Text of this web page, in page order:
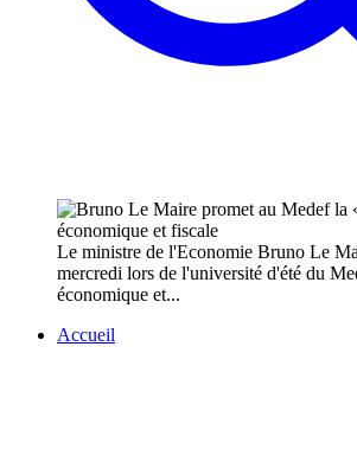
Le ministre de l'Economie Bruno Le
mercredi lors de l'université d'été du
économique et...
Accueil